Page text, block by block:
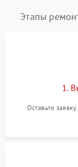
Этапы
1.
Оставьте